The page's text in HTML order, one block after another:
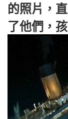
的照片，
了他們，